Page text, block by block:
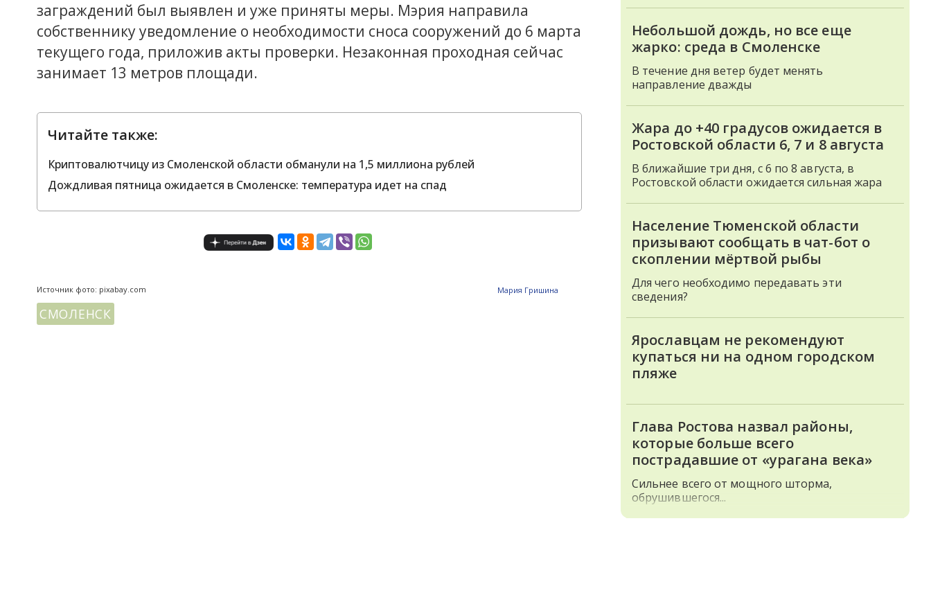
заграждений был выявлен и уже приняты меры. Мэрия направила
собственнику уведомление о необходимости сноса сооружений до 6 марта
текущего года, приложив акты проверки. Незаконная проходная сейчас
занимает 13 метров площади.
Читайте также:
Криптовалютчицу из Смоленской области обманули на 1,5 миллиона рублей
Дождливая пятница ожидается в Смоленске: температура идет на спад
Источник фото: pixabay.com Мария Гришина
СМОЛЕНСК
Небольшой дождь, но все еще
жарко: среда в Смоленске
В течение дня ветер будет менять
направление дважды
Жара до +40 градусов ожидается в
Ростовской области 6, 7 и 8 августа
В ближайшие три дня, с 6 по 8 августа, в
Ростовской области ожидается сильная жара
Население Тюменской области
призывают сообщать в чат-бот о
скоплении мёртвой рыбы
Для чего необходимо передавать эти
сведения?
Ярославцам не рекомендуют
купаться ни на одном городском
пляже
Глава Ростова назвал районы,
которые больше всего
пострадавшие от «урагана века»
Сильнее всего от мощного шторма,
обрушившегося...